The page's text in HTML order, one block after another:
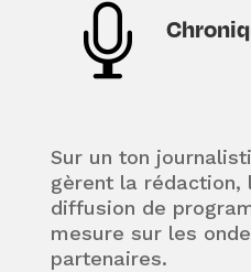

Sur un ton
gèrent la rédaction,
diffusion de
mesure sur les
partenaires.